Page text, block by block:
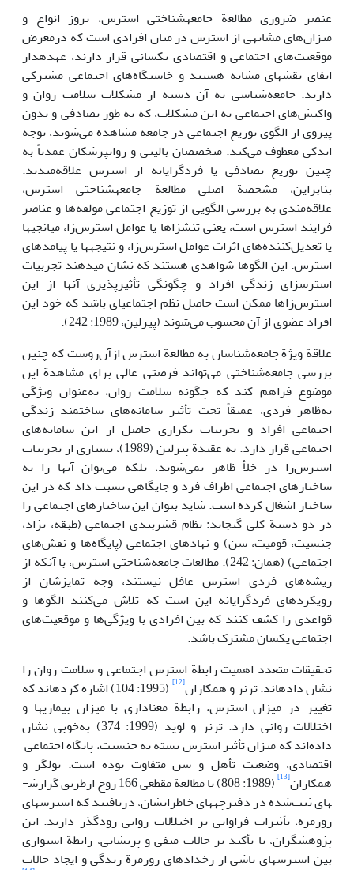
عنصر ضروری مطالعة جامعه­شناختی استرس، بروز انواع و
میزان‌های مشابهی از استرس در میان افرادی است که درمعرض
موقعیت‌های اجتماعی و اقتصادی یکسانی قرار دارند، عهده­دار
ایفای نقش­های مشابه هستند و خاستگاه‌های اجتماعی مشترکی
دارند. جامعه‌شناسی به آن دسته از مشکلات سلامت روان و
واکنش‌های اجتماعی به این مشکلات، که به طور تصادفی و بدون
پیروی از الگوی توزیع اجتماعی در جامعه مشاهده می‌شوند، توجه
اندکی معطوف می‌کند. متخصصان بالینی و روانپزشکان عمدتاً به
چنین توزیع تصادفی یا فردگرایانه از استرس علاقه‌مندند.
بنابراین، مشخصة اصلی مطالعة جامعه­شناختی استرس،
علاقه‌مندی به بررسی الگویی از توزیع اجتماعی مولفه‌ها و عناصر
فرایند استرس است، یعنی تنش­زاها یا عوامل استرس‌زا، میانجی­ها
یا تعدیل‌کننده‌های اثرات عوامل استرس‌زا، و نتیجه­ها یا پیامدهای
استرس. این الگوها شواهدی هستند که نشان می­دهند تجربیات
استرس­زای زندگی افراد و چگونگی تأثیرپذیری آنها از این
استرس‌زاها ممکن است حاصل نظم اجتماعی­ای باشد که خود این
افراد عضوی از آن محسوب می‌شوند (پیرلین، 1989: 242).
علاقة ویژة جامعه‌شناسان به مطالعة استرس ازآن‌روست که چنین
بررسی جامعه‌شناختی می‌تواند فرصتی عالی برای مشاهدة این
موضوع فراهم کند که چگونه سلامت روان، به‌عنوان ویژگی
به‌ظاهر فردی، عمیقاً تحت تأثیر سامانه‌های ساختمند زندگی
اجتماعی افراد و تجربیات تکراری حاصل از این سامانه‌های
اجتماعی قرار دارد. به عقیدة پیرلین (1989)، بسیاری از تجربیات
استرس‌زا در خلأ ظاهر نمی‌شوند، بلکه می‌توان آنها را به
ساختارهای اجتماعی اطراف فرد و جایگاهی نسبت داد که در این
ساختار اشغال کرده است. شاید بتوان این ساختارهای اجتماعی را
در دو دستة کلی گنجاند: نظام قشربندی اجتماعی (طبقه، نژاد،
جنسیت، قومیت، سن) و نهادهای اجتماعی (پایگاه‌ها و نقش‌های
اجتماعی) (همان: 242). مطالعات جامعه‌شناختی استرس، با آنکه از
ریشه‌های فردی استرس غافل نیستند، وجه تمایزشان از
رویکردهای فردگرایانه این است که تلاش می‌کنند الگوها و
قواعدی را کشف کنند که بین افرادی با ویژگی‌ها و موقعیت‌های
اجتماعی یکسان مشترک باشد.
تحقیقات متعدد اهمیت رابطة استرس اجتماعی و سلامت روان را
نشان داده­اند. ترنر و همکاران[12]
(1995: 104) اشاره کرده­اند که
تغییر در میزان استرس، رابطة معناداری با میزان بیماری­ها و
اختلالات روانی دارد. ترنر و لوید (1999: 374) به‌خوبی نشان
داده‌اند که میزان تأثیر استرس بسته به جنسیت، پایگاه اجتماعی–
اقتصادی، وضعیت تأهل و سن متفاوت بوده است. بولگر و
همکاران[13]
(1989: 808) با مطالعة مقطعی 166 زوج ازطریق گزارش­
های ثبت‌شده در دفترچه­های خاطراتشان، دریافتند که استرس­های
روزمره، تأثیرات فراوانی بر اختلالات روانی زودگذر دارند. این
پژوهشگران، با تأکید بر حالات منفی و پریشانی، رابطة استواری
بین استرس­های ناشی از رخدادهای روزمرة زندگی و ایجاد حالات